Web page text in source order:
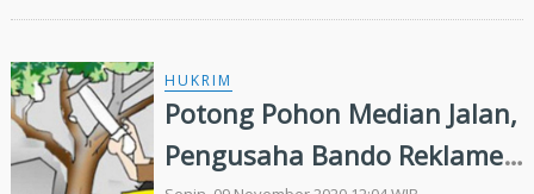
HUKRIM
Potong Pohon Median Jalan,
Pengusaha Bando Reklame